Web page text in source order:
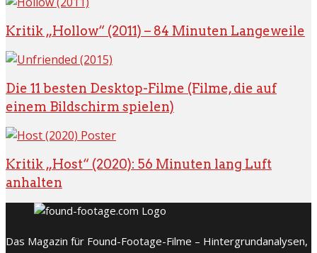
Kritik „Hollow“ (2011) – 84 Minuten Langeweile
Die 11 besten Desktop-Filme (Filme, die auf
einem Bildschirm spielen)
Kritik „Host“ (2020): 56 Minuten lang Luft
anhalten
Das Magazin für Found-Footage-Filme – Hintergrundanalysen,